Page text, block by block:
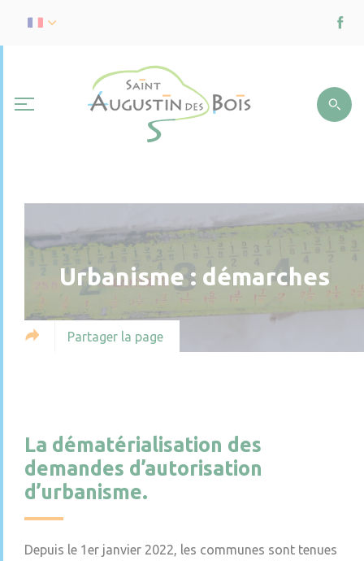
Urbanisme : démarches
Partager la page
La dématérialisation des
demandes d’autorisation
d’urbanisme.
Depuis le 1er janvier 2022, les communes sont tenues